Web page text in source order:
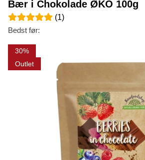
Bær i Chokolade ØKO 100g
Gennemsnitlig vurdering 5 ud af 5
(1)
Bedst før:
30
Outlet
Produktbilleder Bær i Chokolade ØKO